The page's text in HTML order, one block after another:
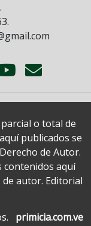
o total de
publicados se
de Autor.
contenidos aquí
de autor. Editorial
primicia.com.ve